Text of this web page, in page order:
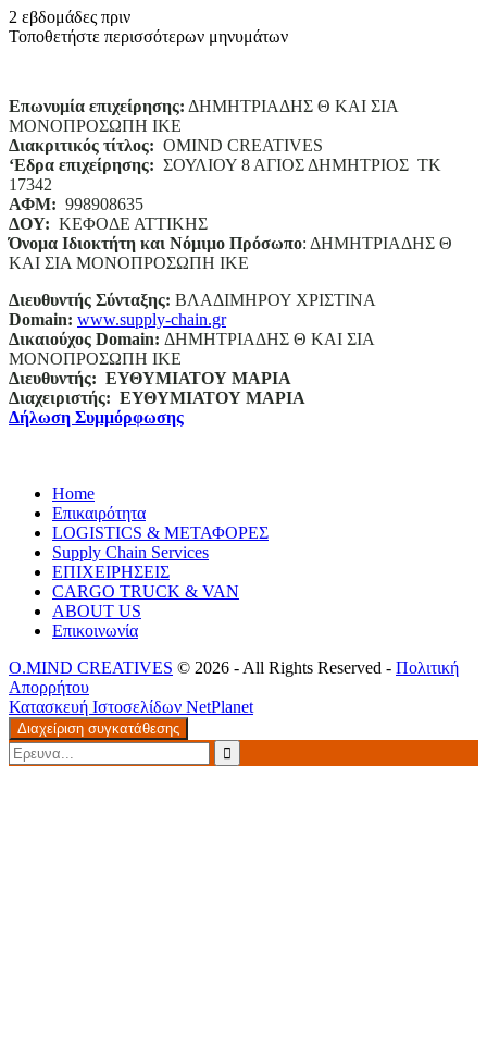
2 εβδομάδες πριν
Τοποθετήστε περισσότερων μηνυμάτων
Επωνυμία επιχείρησης: ΔΗΜΗΤΡΙΑΔΗΣ Θ ΚΑΙ ΣΙΑ
ΜΟΝΟΠΡΟΣΩΠΗ ΙΚΕ
Διακριτικός τίτλος: ΟΜΙΝD CREATIVES
‘Eδρα επιχείρησης: ΣΟΥΛΙΟΥ 8 ΑΓΙΟΣ ΔΗΜΗΤΡΙΟΣ ΤΚ
17342
ΑΦΜ: 998908635
ΔΟΥ: ΚΕΦΟΔΕ ΑΤΤΙΚΗΣ
Όνομα Ιδιοκτήτη και Νόμιμο Πρόσωπο: ΔΗΜΗΤΡΙΑΔΗΣ Θ
ΚΑΙ ΣΙΑ ΜΟΝΟΠΡΟΣΩΠΗ ΙΚΕ
Διευθυντής Σύνταξης: ΒΛΑΔΙΜΗΡΟΥ ΧΡΙΣΤΙΝΑ
Domain: www.supply-chain.gr
Δικαιούχος Domain: ΔΗΜΗΤΡΙΑΔΗΣ Θ ΚΑΙ ΣΙΑ
ΜΟΝΟΠΡΟΣΩΠΗ ΙΚΕ
Διευθυντής: ΕΥΘΥΜΙΑΤΟΥ ΜΑΡΙΑ
Διαχειριστής: ΕΥΘΥΜΙΑΤΟΥ ΜΑΡΙΑ
Δήλωση Συμμόρφωσης
Home
Επικαιρότητα
LOGISTICS & ΜΕΤΑΦΟΡΕΣ
Supply Chain Services
ΕΠΙΧΕΙΡΗΣΕΙΣ
CARGO TRUCK & VAN
ABOUT US
Επικοινωνία
O.MIND CREATIVES © 2026 - All Rights Reserved - Πολιτική
Απορρήτου
Κατασκευή Ιστοσελίδων NetPlanet
Διαχείριση συγκατάθεσης